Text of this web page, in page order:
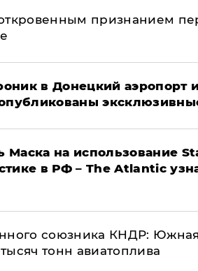
признанием
в Донецкий аэропорт
Маска на использование
в РФ – The Atlantic
союзника КНДР:
тонн авиатоплива